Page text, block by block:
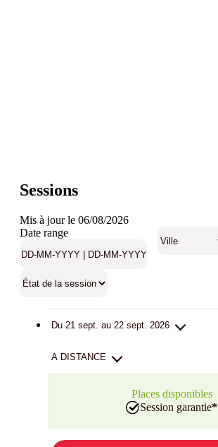
Sessions
Mis à jour le 06/08/2026
Date range
Du 21 sept. au 22 sept. 2026
A DISTANCE
Places disponibles
Session garantie*